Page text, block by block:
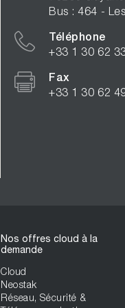
Bus : 464 -
Téléphone
+33 1 30 62
Fax
+33 1 30 62
Nos offres cloud à la
demande
Cloud
Neostak
Réseau, Sécurité &